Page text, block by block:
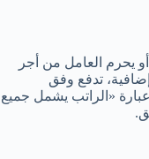
أو يحرم العامل من أجر
تدفع وفق
عبارة «الراتب يشمل جميع